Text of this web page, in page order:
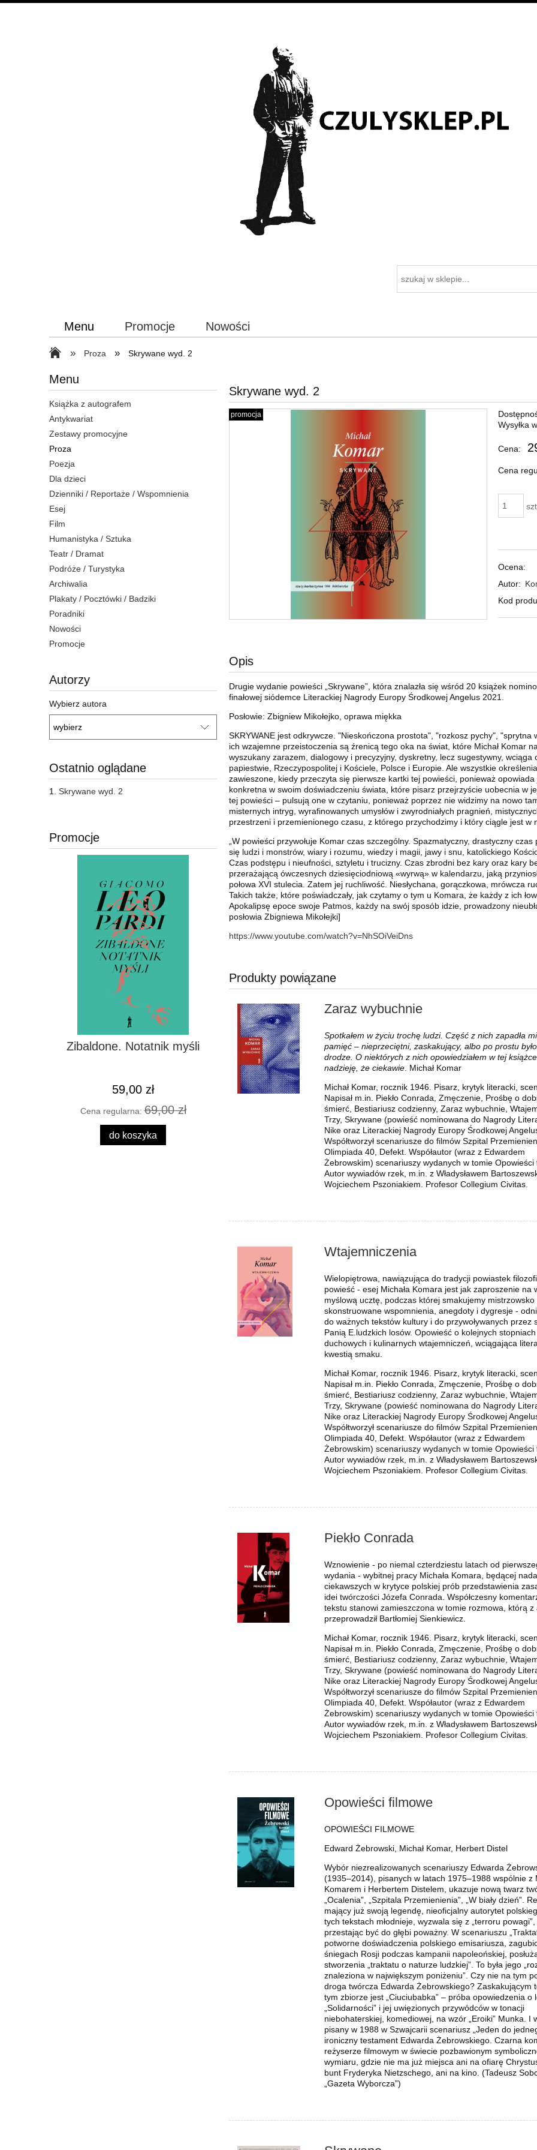
Menu Promocje Nowości
» Proza » Skrywane wyd. 2
Menu
Książka z autografem
Antykwariat
Zestawy promocyjne
Proza
Poezja
Dla dzieci
Dzienniki / Reportaże / Wspomnienia
Esej
Film
Humanistyka / Sztuka
Teatr / Dramat
Podróże / Turystyka
Archiwalia
Plakaty / Pocztówki / Badziki
Poradniki
Nowości
Promocje
Autorzy
Wybierz autora
Ostatnio oglądane
Skrywane wyd. 2
Promocje
Zibaldone. Notatnik myśli
59,00 zł
Cena regularna:69,00 zł
do koszyka
Ibsen
19,00 zł
29,00 zł
Niestworzone historie
19,00 zł
Cena regularna:39,00 zł
do koszyka
Skrywane wyd. 2
promocja
Wysyłka
Cena:
Cena
szt.
Ocena:
Autor:
Kod
Opis
Drugie wydanie powieści „Skrywane”, która znalazła się wśród 20 książek
finałowej siódemce Literackiej Nagrody Europy Środkowej Angelus 2021.
Posłowie: Zbigniew Mikołejko, oprawa miękka
SKRYWANE jest odkrywcze. "Nieskończona prostota", "rozkosz pychy",
ich wzajemne przeistoczenia są źrenicą tego oka na świat, które Michał Komar
wyszukany zarazem, dialogowy i precyzyjny, dyskretny, lecz sugestywny,
papiestwie, Rzeczypospolitej i Kościele, Polsce i Europie. Ale wszystkie
zawieszone, kiedy przeczyta się pierwsze kartki tej powieści, ponieważ
konkretna w swoim doświadczeniu świata, które pisarz przejrzyście uobecnia w
tej powieści – pulsują one w czytaniu, ponieważ poprzez nie widzimy na nowo
misternych intryg, wyrafinowanych umysłów i zwyrodniałych pragnień,
przestrzeni i przemienionego czasu, z którego przychodzimy i który ciągle jest w
„W powieści przywołuje Komar czas szczególny. Spazmatyczny, drastyczny
się ludzi i monstrów, wiary i rozumu, wiedzy i magii, jawy i snu, katolickiego
Czas podstępu i nieufności, sztyletu i trucizny. Czas zbrodni bez kary oraz kary
przerażającą ówczesnych dziesięciodniową «wyrwą» w kalendarzu, jaką
połowa XVI stulecia. Zatem jej ruchliwość. Niesłychana, gorączkowa, mrówcza
Takich także, które poświadczały, jak czytamy o tym u Komara, że każdy z ich
Apokalipsę epoce swoje Patmos, każdy na swój sposób idzie, prowadzony
posłowia Zbigniewa Mikołejki]
https://www.youtube.com/watch?v=NhSOiVeiDns
Produkty powiązane
Zaraz wybuchnie
Spotkałem w życiu trochę ludzi. Część z nich zapadła
pamięć – nieprzeciętni, zaskakujący, albo po prostu
drodze. O niektórych z nich opowiedziałem w tej
nadzieję, że ciekawie . Michał Komar
Michał Komar, rocznik 1946. Pisarz, krytyk literacki,
Napisał m.in. Piekło Conrada, Zmęczenie, Prośbę o
śmierć, Bestiariusz codzienny, Zaraz wybuchnie,
Trzy, Skrywane (powieść nominowana do Nagrody
Nike oraz Literackiej Nagrody Europy Środkowej
Współtworzył scenariusze do filmów Szpital
Olimpiada 40, Defekt. Współautor (wraz z Edwardem
Żebrowskim) scenariuszy wydanych w tomie Opowieści
Autor wywiadów rzek, m.in. z Władysławem
Wojciechem Pszoniakiem. Profesor Collegium Civitas.
Wtajemniczenia
Wielopiętrowa, nawiązująca do tradycji powiastek
powieść - esej Michała Komara jest jak zaproszenie na
myślową ucztę, podczas której smakujemy mistrzowsko
skonstruowane wspomnienia, anegdoty i dygresje -
do ważnych tekstów kultury i do przywoływanych przez
Panią E.ludzkich losów. Opowieść o kolejnych stopniach
duchowych i kulinarnych wtajemniczeń, wciągająca
kwestią smaku.
Michał Komar, rocznik 1946. Pisarz, krytyk literacki,
Napisał m.in. Piekło Conrada, Zmęczenie, Prośbę o
śmierć, Bestiariusz codzienny, Zaraz wybuchnie,
Trzy, Skrywane (powieść nominowana do Nagrody
Nike oraz Literackiej Nagrody Europy Środkowej
Współtworzył scenariusze do filmów Szpital
Olimpiada 40, Defekt. Współautor (wraz z Edwardem
Żebrowskim) scenariuszy wydanych w tomie Opowieści
Autor wywiadów rzek, m.in. z Władysławem
Wojciechem Pszoniakiem. Profesor Collegium Civitas.
Piekło Conrada
Wznowienie - po niemal czterdziestu latach od
wydania - wybitnej pracy Michała Komara, będącej
ciekawszych w krytyce polskiej prób przedstawienia
idei twórczości Józefa Conrada. Współczesny
tekstu stanowi zamieszczona w tomie rozmowa, którą z
przeprowadził Bartłomiej Sienkiewicz.
Michał Komar, rocznik 1946. Pisarz, krytyk literacki,
Napisał m.in. Piekło Conrada, Zmęczenie, Prośbę o
śmierć, Bestiariusz codzienny, Zaraz wybuchnie,
Trzy, Skrywane (powieść nominowana do Nagrody
Nike oraz Literackiej Nagrody Europy Środkowej
Współtworzył scenariusze do filmów Szpital
Olimpiada 40, Defekt. Współautor (wraz z Edwardem
Żebrowskim) scenariuszy wydanych w tomie Opowieści
Autor wywiadów rzek, m.in. z Władysławem
Wojciechem Pszoniakiem. Profesor Collegium Civitas.
Opowieści filmowe
OPOWIEŚCI FILMOWE
Edward Żebrowski, Michał Komar, Herbert Distel
Wybór niezrealizowanych scenariuszy Edwarda
(1935–2014), pisanych w latach 1975–1988 wspólnie z
Komarem i Herbertem Distelem, ukazuje nową twarz
„Ocalenia”, „Szpitala Przemienienia”, „W biały dzień”.
mający już swoją legendę, nieoficjalny autorytet
tych tekstach młodnieje, wyzwala się z „terroru
przestając być do głębi poważny. W scenariuszu
potworne doświadczenia polskiego emisariusza,
śniegach Rosji podczas kampanii napoleońskiej,
stworzenia „traktatu o naturze ludzkiej”. To była jego
znaleziona w największym poniżeniu”. Czy nie na tym
droga twórcza Edwarda Żebrowskiego? Zaskakującym
tym zbiorze jest „Ciuciubabka” – próba opowiedzenia o
„Solidarności” i jej uwięzionych przywódców w tonacji
niebohaterskiej, komediowej, na wzór „Eroiki” Munka. I
pisany w 1988 w Szwajcarii scenariusz „Jeden do
ironiczny testament Edwarda Żebrowskiego. Czarna
reżyserze filmowym w świecie pozbawionym
wymiaru, gdzie nie ma już miejsca ani na ofiarę
bunt Fryderyka Nietzschego, ani na kino. (Tadeusz
„Gazeta Wyborcza”)